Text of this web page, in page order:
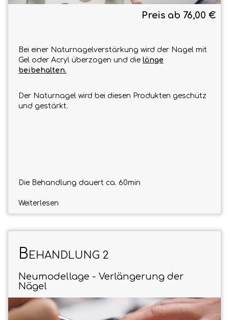
Preis ab 76,00 €
Bei einer Naturnagelverstärkung wird der Nagel mit
Gel oder Acryl überzogen und die länge
beibehalten.
Der Naturnagel wird bei diesen Produkten geschütz
und gestärkt.
Die Behandlung dauert ca. 60min
Weiterlesen
BEHANDLUNG 2
Neumodellage - Verlängerung der
Nägel